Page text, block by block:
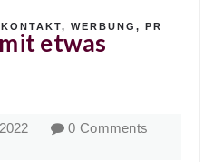
KONTAKT, WERBUNG, PR
etwas
2022 0 Comments